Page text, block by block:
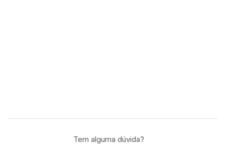
Tem alguma dúvida?